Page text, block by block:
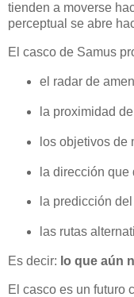
tienden a moverse
perceptual se abre
El casco de Samus
el radar de
la proximidad
los objetivos de
la dirección que
la predicción
las rutas
Es decir: lo que aún
El casco es un futuro